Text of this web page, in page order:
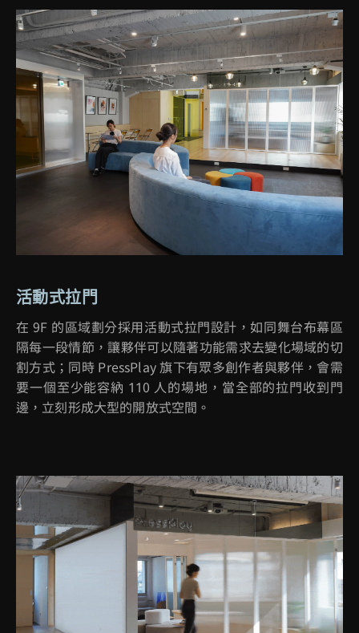
活動式拉門
在 9F 的區域劃分採用活動式拉門設計，如同舞台布幕區
隔每一段情節，讓夥伴可以隨著功能需求去變化場域的切
割方式；同時 PressPlay旗下有眾多創作者與夥伴，會需
要一個至少能容納 110 人的場地，當全部的拉門收到門
邊，立刻形成大型的開放式空間。